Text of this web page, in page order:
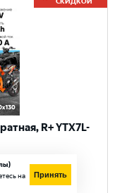
R+ YTX7L-
на
Принять